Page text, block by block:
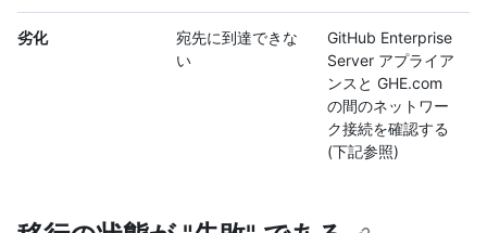
劣化
宛先に到達できな
い
GitHub Enterprise
Server アプライア
ンスと GHE.com
の間のネットワー
ク接続を確認する
(下記参照)